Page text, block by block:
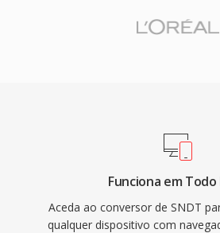
Funciona em Todo
Aceda ao conversor de SNDT
qualquer dispositivo com